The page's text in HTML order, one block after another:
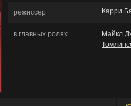
режиссер Карри
в главных ролях
Майкл